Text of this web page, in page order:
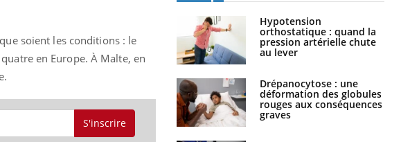
soient les conditions : le
en Europe. À Malte, en
S'inscrire
Hypotension
orthostatique : quand la
pression artérielle chute
au lever
Drépanocytose : une
déformation des globules
rouges aux conséquences
graves